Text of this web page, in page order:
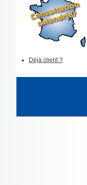
Déjà client ?